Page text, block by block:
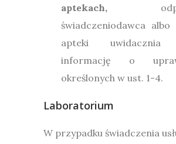
aptekach,
świadczeniodawca albo
apteki uwidacznia
informację o
określonych w ust. 1-4.
Laboratorium
W przypadku świadczenia